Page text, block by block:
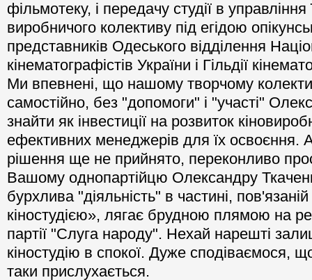
«Одеській кіностудії» статусу державного
підприємства з поверненням студії всіх
фільмотеку, і передачу студії в управління
виробничого колективу під егідою
представників Одеського відділення
кінематографістів України і Гільдії
Ми впевнені, що нашому творчому
самостійно, без "допомоги" і "участі"
знайти як інвестиції на розвиток
ефективних менеджерів для їх освоєння.
рішення ще не прийнято, переконливо
Вашому однопартійцю Олександру
бурхлива "діяльність" в частині,
кіностудією», лягає брудною плямою на
партії "Слуга народу". Нехай нарешті